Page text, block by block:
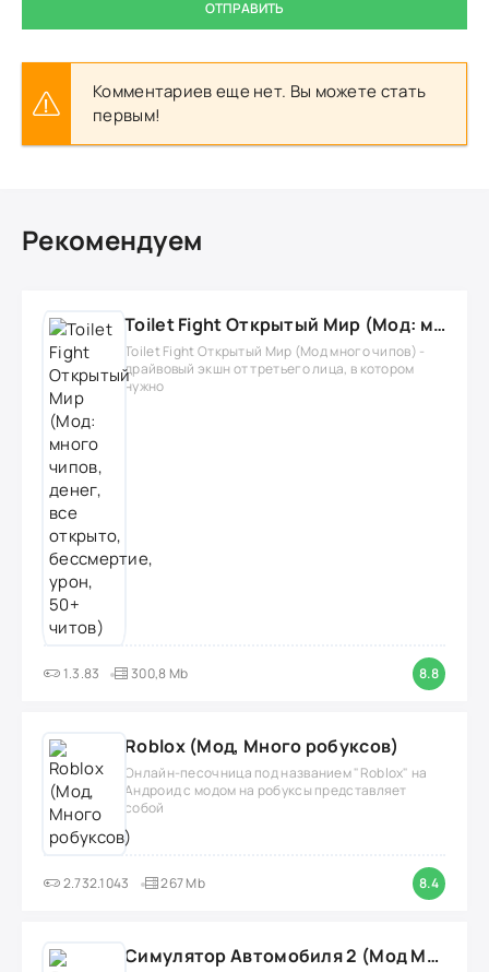
ОТПРАВИТЬ
Комментариев еще нет. Вы можете стать
первым!
Рекомендуем
Toilet Fight Открытый Мир (Мод: много чипов, денег, все открыто, бессмертие, урон, 50+ читов)
Toilet Fight Открытый Мир (Мод много чипов) -
драйвовый экшн от третьего лица, в котором
нужно
1.3.83 300,8 Mb 8.8
Roblox (Мод, Много робуксов)
Онлайн-песочница под названием "Roblox" на
Андроид с модом на робуксы представляет
собой
2.732.1043 267 Mb 8.4
Симулятор Автомобиля 2 (Мод Много денег/Всё открыто)